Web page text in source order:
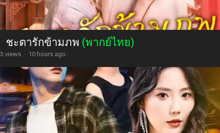
ชะตารักข้ามภพ (พากย์ไทย)
3 views · 10 hours ago